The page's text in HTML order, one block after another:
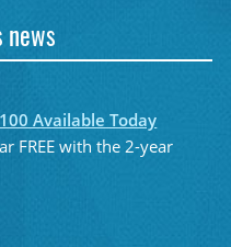
news
Available Today
FREE with the 2-year